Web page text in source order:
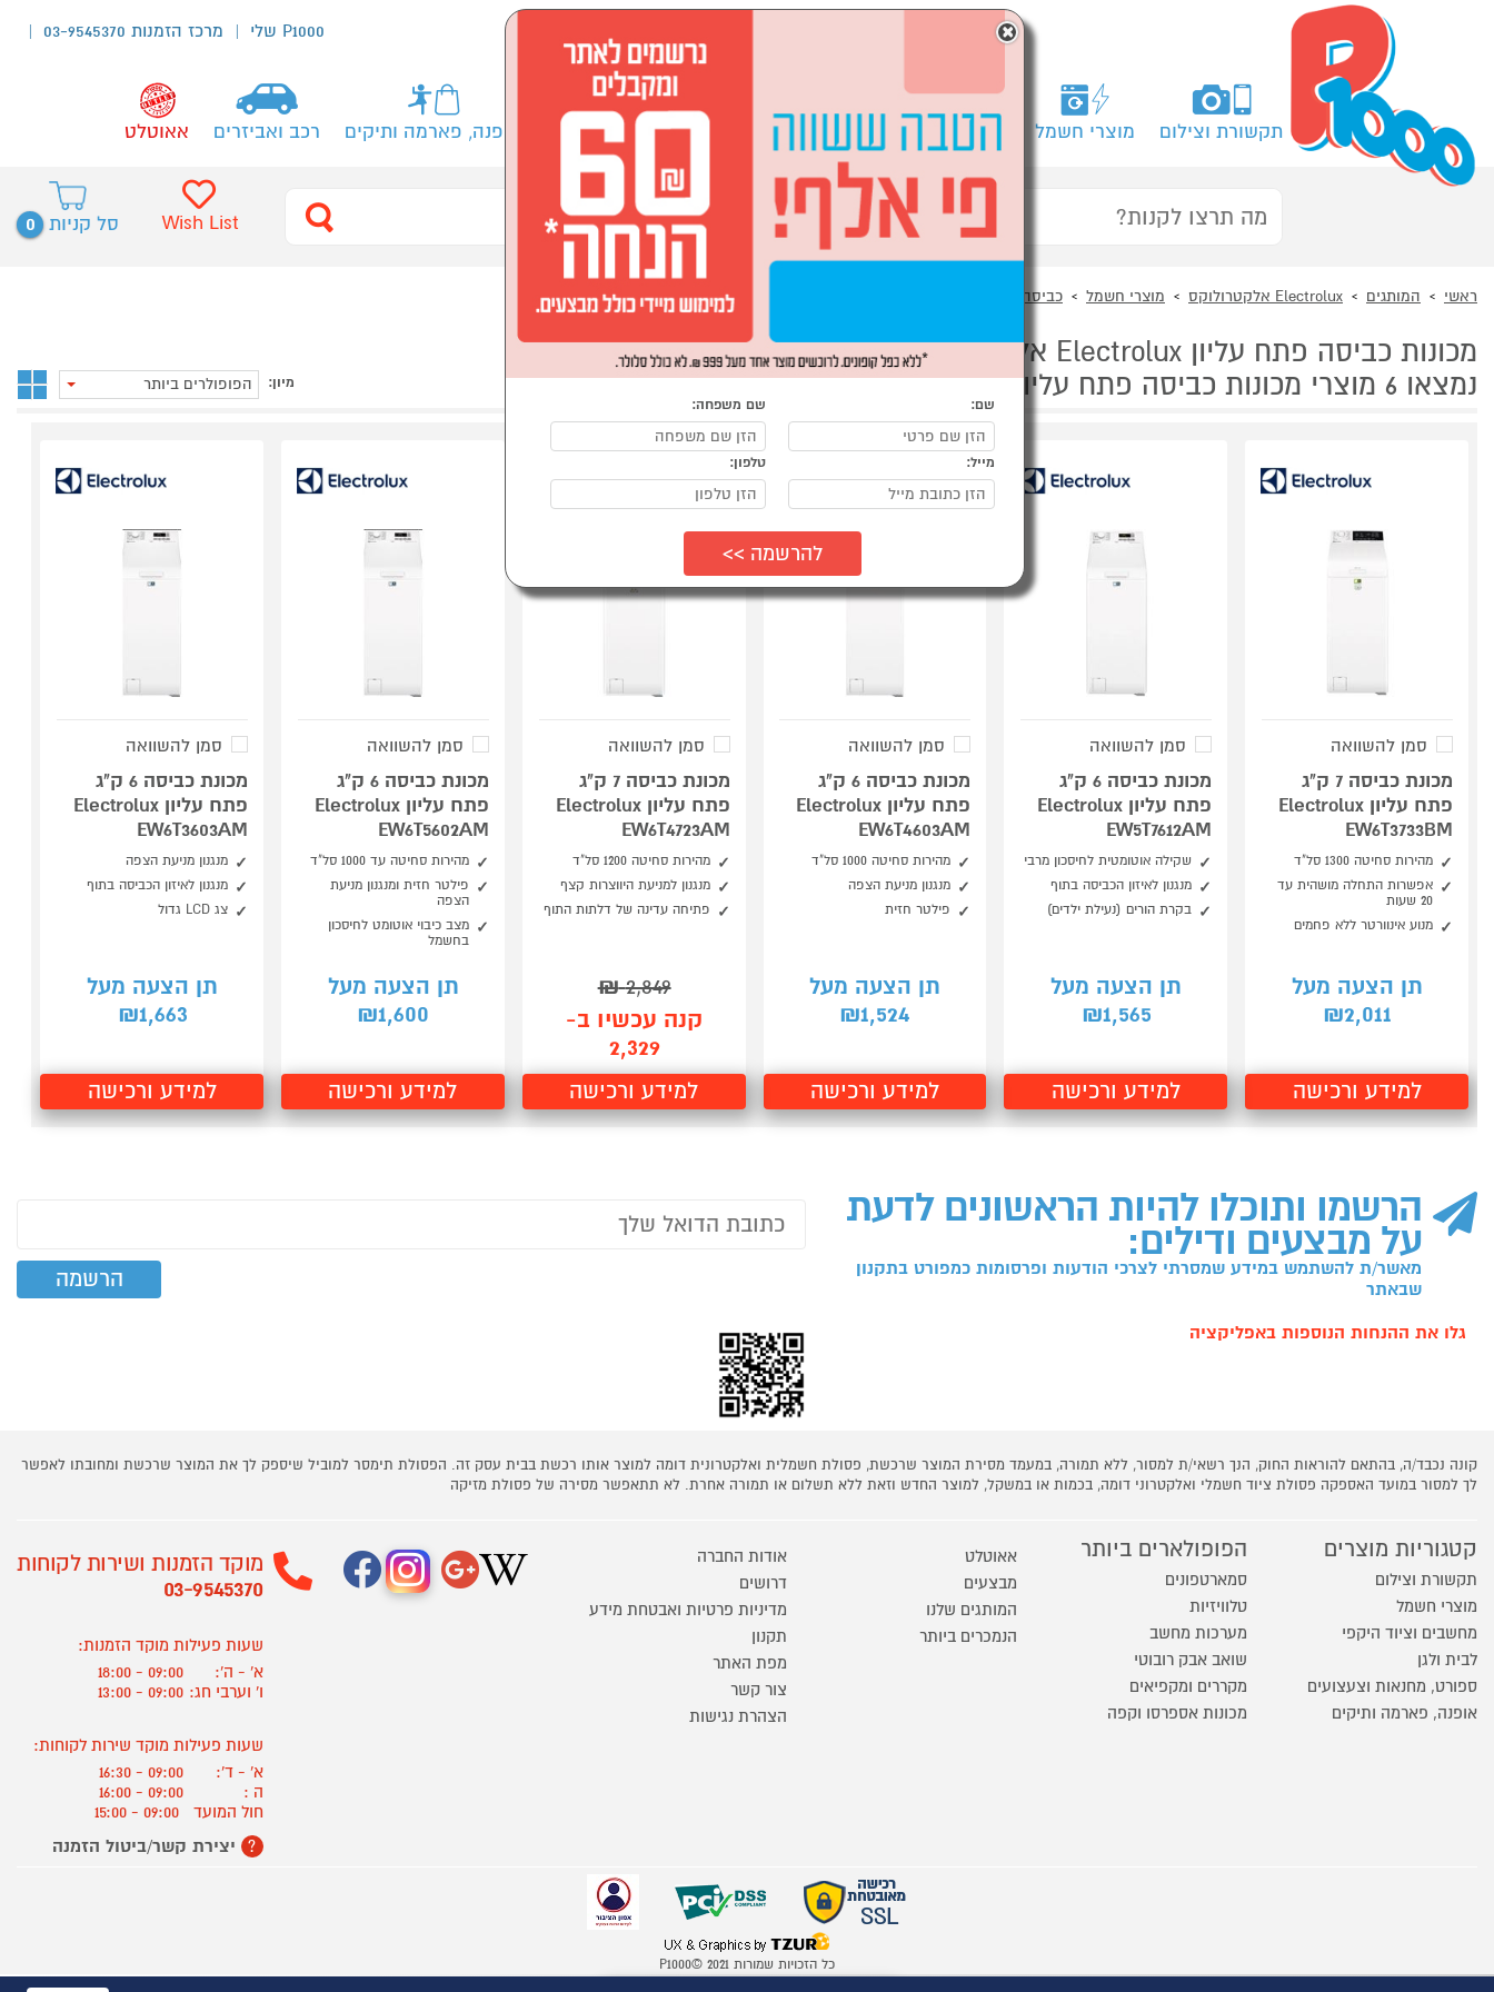
P1000 שלי מרכז הזמנות 03-9545370
תקשורת וצילום מוצרי חשמל מחשבים וציוד היקפי לבית ולגן ספורט, מחנאות וילדים אופנה, פארמה ותיקים רכב ואביזרים אאוטלט
סל קניות 0 Wish List
ראשי המותגים Electrolux אלקטרולוקס מוצרי חשמל כביסה, ייבוש ומדיחים מכונות כביסה פתח עליון
מכונות כביסה פתח עליון Electrolux אלקטרולוקס
נמצאו 6 מוצרי מכונות כביסה פתח עליון של מוצרי Electrolux אלקטרולוקס
מיון: הפופולרים ביותר
סמן להשוואה
מכונת כביסה 7 ק"ג
פתח עליון Electrolux
EW6T3733BM
מהירות סחיטה 1300 סל"ד
אפשרות התחלה מושהית עד
20 שעות
מנוע אינוורטר ללא פחמים
תן הצעה מעל
₪2,011
למידע ורכישה
סמן להשוואה
מכונת כביסה 6 ק"ג
פתח עליון Electrolux
EW5T7612AM
שקילה אוטומטית לחיסכון מרבי
מנגנון לאיזון הכביסה בתוף
בקרת הורים (נעילת ילדים)
תן הצעה מעל
₪1,565
למידע ורכישה
סמן להשוואה
מכונת כביסה 6 ק"ג
פתח עליון Electrolux
EW6T4603AM
מהירות סחיטה 1000 סל"ד
מנגנון מניעת הצפה
פילטר חזית
תן הצעה מעל
₪1,524
למידע ורכישה
סמן להשוואה
מכונת כביסה 7 ק"ג
פתח עליון Electrolux
EW6T4723AM
מהירות סחיטה 1200 סל"ד
מנגנון למניעת היווצרות קצף
פתיחה עדינה של דלתות התוף
2,849
₪
קנה עכשיו ב-
2,329
למידע ורכישה
סמן להשוואה
מכונת כביסה 6 ק"ג
פתח עליון Electrolux
EW6T5602AM
מהירות סחיטה עד 1000 סל"ד
פילטר חזית ומנגנון מניעת
הצפה
מצב כיבוי אוטומט לחיסכון
בחשמל
תן הצעה מעל
₪1,600
למידע ורכישה
סמן להשוואה
מכונת כביסה 6 ק"ג
פתח עליון Electrolux
EW6T3603AM
מנגנון מניעת הצפה
מנגנון לאיזון הכביסה בתוף
צג LCD גדול
תן הצעה מעל
₪1,663
למידע ורכישה
הרשמו ותוכלו להיות הראשונים לדעת
על מבצעים ודילים:
מאשר/ת להשתמש במידע שמסרתי לצרכי הודעות ופרסומות כמפורט בתקנון
שבאתר
גלו את ההנחות הנוספות באפליקציה
קונה נכבד/ה, בהתאם להוראות החוק, הנך רשאי/ת למסור, ללא תמורה, במעמד מסירת המוצר שרכשת, פסולת חשמלית ואלקטרונית דומה למוצר אותו רכשת בבית עסק זה. הפסולת תימסר למוביל שיספק לך את המוצר שרכשת ומחובתו לאפשר
לך למסור במועד האספקה פסולת ציוד חשמלי ואלקטרוני דומה, בכמות או במשקל, למוצר החדש וזאת ללא תשלום או תמורה אחרת. לא תתאפשר מסירה של פסולת מזיקה
קטגוריות מוצרים
תקשורת וצילום
מוצרי חשמל
מחשבים וציוד היקפי
לבית ולגן
ספורט, מחנאות וצעצועים
אופנה, פארמה ותיקים
הפופולארים ביותר
סמארטפונים
טלוויזיות
מערכות מחשב
שואב אבק רובוטי
מקררים ומקפיאים
מכונות אספרסו וקפה
אאוטלט
מבצעים
המותגים שלנו
הנמכרים ביותר
אודות החברה
דרושים
מדיניות פרטיות ואבטחת מידע
תקנון
מפת האתר
צור קשר
הצהרת נגישות
מוקד הזמנות ושירות לקוחות
03-9545370
שעות פעילות מוקד הזמנות:
א' - ה':
09:00 - 18:00
ו' וערבי חג: 09:00 - 13:00
שעות פעילות מוקד שירות לקוחות:
א' - ד':
09:00 - 16:30
ה :
09:00 - 16:00
חול המועד
09:00 - 15:00
?
יצירת קשר/ביטול הזמנה
כל הזכויות שמורות P1000© 2021
×
שם: שם משפחה:
מייל: טלפון: